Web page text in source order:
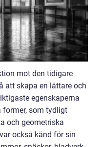
mot den tidigare
att skapa en lättare och
egenskaperna
former, som tydligt
och geometriska
också känd för sin